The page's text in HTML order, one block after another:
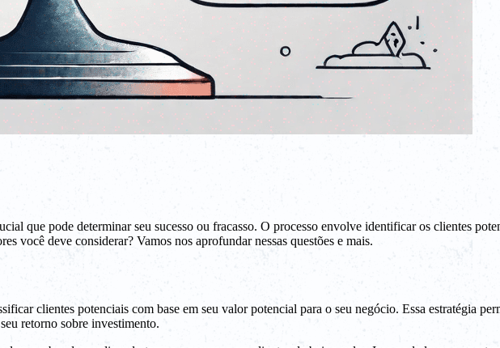
que pode determinar seu sucesso ou fracasso. O processo envolve identificar os clientes
você deve considerar? Vamos nos aprofundar nessas questões e mais.
clientes potenciais com base em seu valor potencial para o seu negócio. Essa estratégia
retorno sobre investimento.